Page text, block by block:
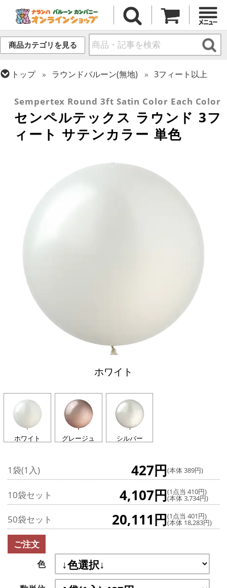
商品カテゴリを見る
トップ ラウンドバルーン(無地)
3フィート以上
Sempertex Round 3ft Satin Color Each Color
センペルテックス ラウンド 3フ
ィート サテンカラー 単色
ホワイト
ホワイト グレージュ シルバー
1袋(1入) 427円(本体 389円)
10袋セット 4,107円(1点当 410円)
(本体 3,734円)
50袋セット 20,111円(1点当 401円)
(本体 18,283円)
ご注文
色